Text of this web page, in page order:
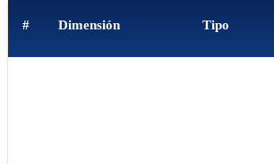
# Dimensión Tipo